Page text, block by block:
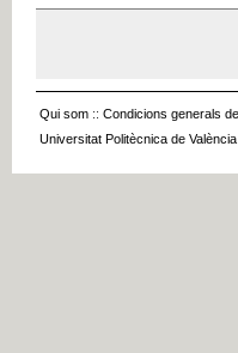
Qui som :: Condicions generals
Universitat Politècnica de